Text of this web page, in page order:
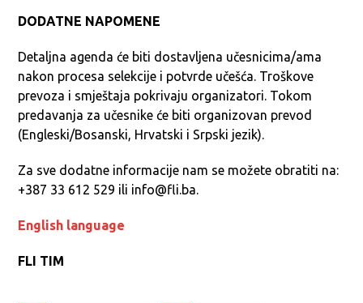
DODATNE NAPOMENE
Detaljna agenda će biti dostavljena učesnicima/ama
nakon procesa selekcije i potvrde učešća. Troškove
prevoza i smještaja pokrivaju organizatori. Tokom
predavanja za učesnike će biti organizovan prevod
(Engleski/Bosanski, Hrvatski i Srpski jezik).
Za sve dodatne informacije nam se možete obratiti na:
+387 33 612 529 ili info@fli.ba.
English language
FLI TIM